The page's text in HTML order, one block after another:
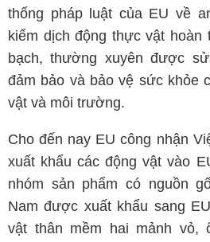
thống pháp luật của EU về
kiểm dịch động thực vật hoàn
bạch, thường xuyên được
đảm bảo và bảo vệ sức khỏe
vật và môi trường.
Cho đến nay EU công nhận
xuất khẩu các động vật vào
nhóm sản phẩm có nguồn
Nam được xuất khẩu sang
vật thân mềm hai mảnh vỏ,